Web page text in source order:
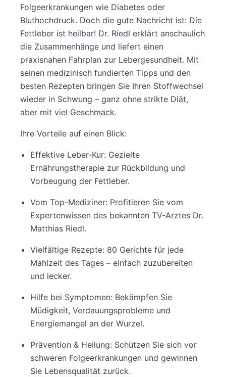
Folgeerkrankungen wie Diabetes oder
Bluthochdruck. Doch die gute Nachricht ist: Die
Fettleber ist heilbar! Dr. Riedl erklärt anschaulich
die Zusammenhänge und liefert einen
praxisnahen Fahrplan zur Lebergesundheit. Mit
seinen medizinisch fundierten Tipps und den
besten Rezepten bringen Sie Ihren Stoffwechsel
wieder in Schwung – ganz ohne strikte Diät,
aber mit viel Geschmack.
Ihre Vorteile auf einen Blick:
Effektive Leber-Kur: Gezielte
Ernährungstherapie zur Rückbildung und
Vorbeugung der Fettleber.
Vom Top-Mediziner: Profitieren Sie vom
Expertenwissen des bekannten TV-Arztes Dr.
Matthias Riedl.
Vielfältige Rezepte: 80 Gerichte für jede
Mahlzeit des Tages – einfach zuzubereiten
und lecker.
Hilfe bei Symptomen: Bekämpfen Sie
Müdigkeit, Verdauungsprobleme und
Energiemangel an der Wurzel.
Prävention & Heilung: Schützen Sie sich vor
schweren Folgeerkrankungen und gewinnen
Sie Lebensqualität zurück.